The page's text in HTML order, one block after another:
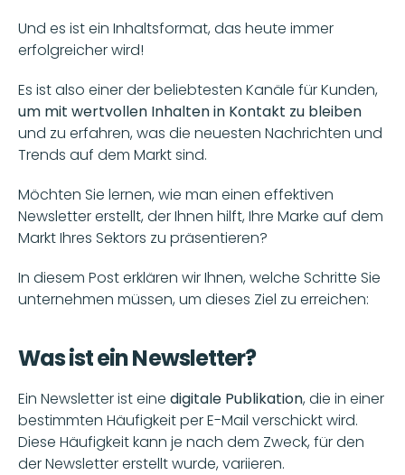
Und es ist ein Inhaltsformat, das heute immer
erfolgreicher wird!
Es ist also einer der beliebtesten Kanäle für Kunden,
und zu erfahren, was die neuesten Nachrichten und
Trends auf dem Markt sind.
Möchten Sie lernen, wie man einen effektiven
Newsletter erstellt, der Ihnen hilft, Ihre Marke auf dem
Markt Ihres Sektors zu präsentieren?
In diesem Post erklären wir Ihnen, welche Schritte Sie
unternehmen müssen, um dieses Ziel zu erreichen:
Was ist ein Newsletter?
Ein Newsletter ist eine digitale Publikation, die in einer
bestimmten Häufigkeit per E-Mail verschickt wird.
Diese Häufigkeit kann je nach dem Zweck, für den
der Newsletter erstellt wurde, variieren.